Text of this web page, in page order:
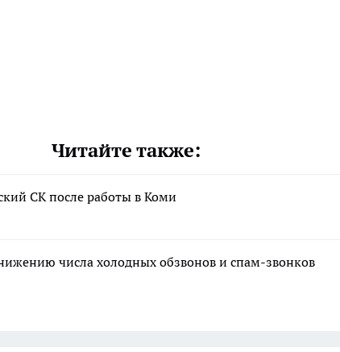
Читайте также:
СК после работы в Коми
числа холодных обзвонов и спам-звонков